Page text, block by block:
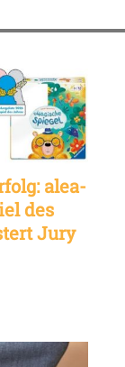
alea-
des
Jury